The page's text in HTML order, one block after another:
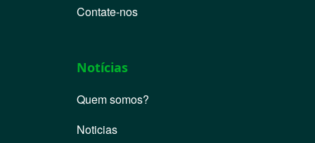
Contate-nos
Notícias
Quem somos?
Noticias